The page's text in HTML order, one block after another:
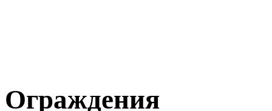
Ограждения